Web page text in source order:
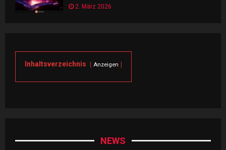
2. März 2026
Inhaltsverzeichnis Anzeigen
NEWS